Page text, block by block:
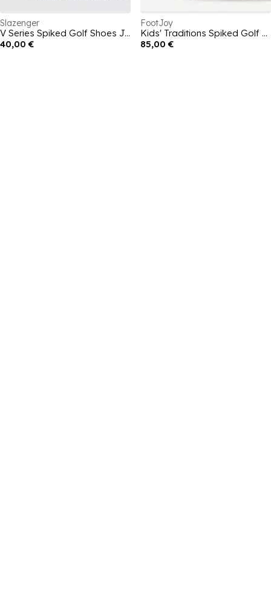
Slazenger
V Series Spiked Golf Shoes Juniors
40,00 €
FootJoy
Kids' Traditions Spiked Golf Shoes
85,00 €